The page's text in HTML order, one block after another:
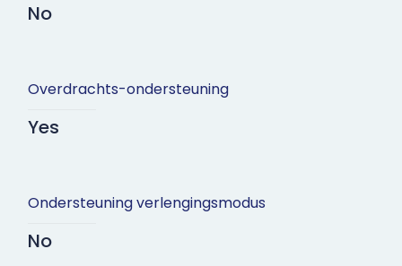
No
Overdrachts-ondersteuning
Yes
Ondersteuning verlengingsmodus
No